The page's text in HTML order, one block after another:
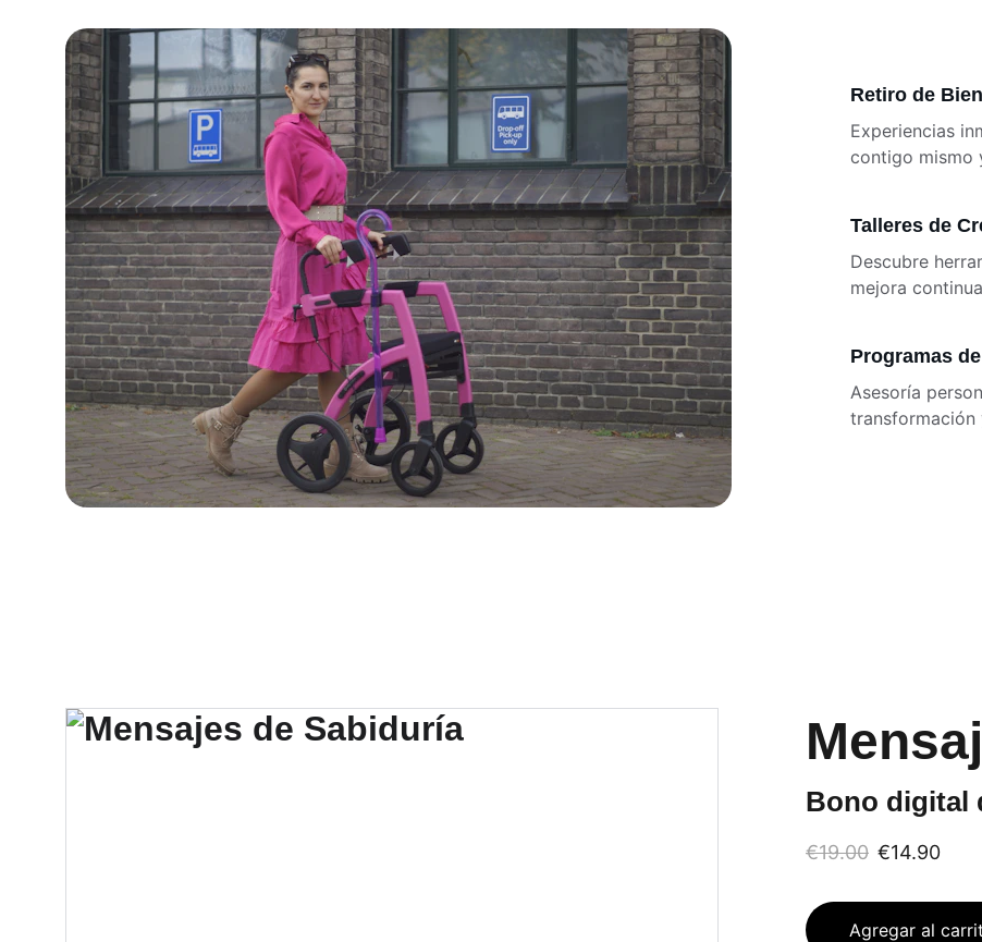
Talleres de
Descubre
mejora
Programas
Asesoría
transformación
Retiro de
Experiencias
contigo mismo
Bono digital
€19.00 €14.90
Agregar al